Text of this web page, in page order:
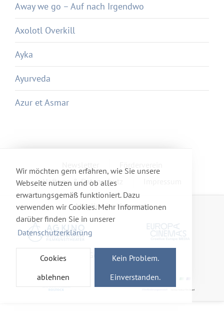
Wir möchten gern erfahren, wie Sie unsere
Webseite nutzen und ob alles
erwartungsgemäß funktioniert. Dazu
verwenden wir Cookies. Mehr Informationen
darüber finden Sie in unserer
Datenschutzerklärung
Cookies
ablehnen
Kein Problem.
Einverstanden.
Away we go – Auf nach Irgendwo
Axolotl Overkill
Ayka
Ayurveda
Azur et Asmar
Haftung & Datenschutz
Mitglied im Netzwerk
Gefördert von